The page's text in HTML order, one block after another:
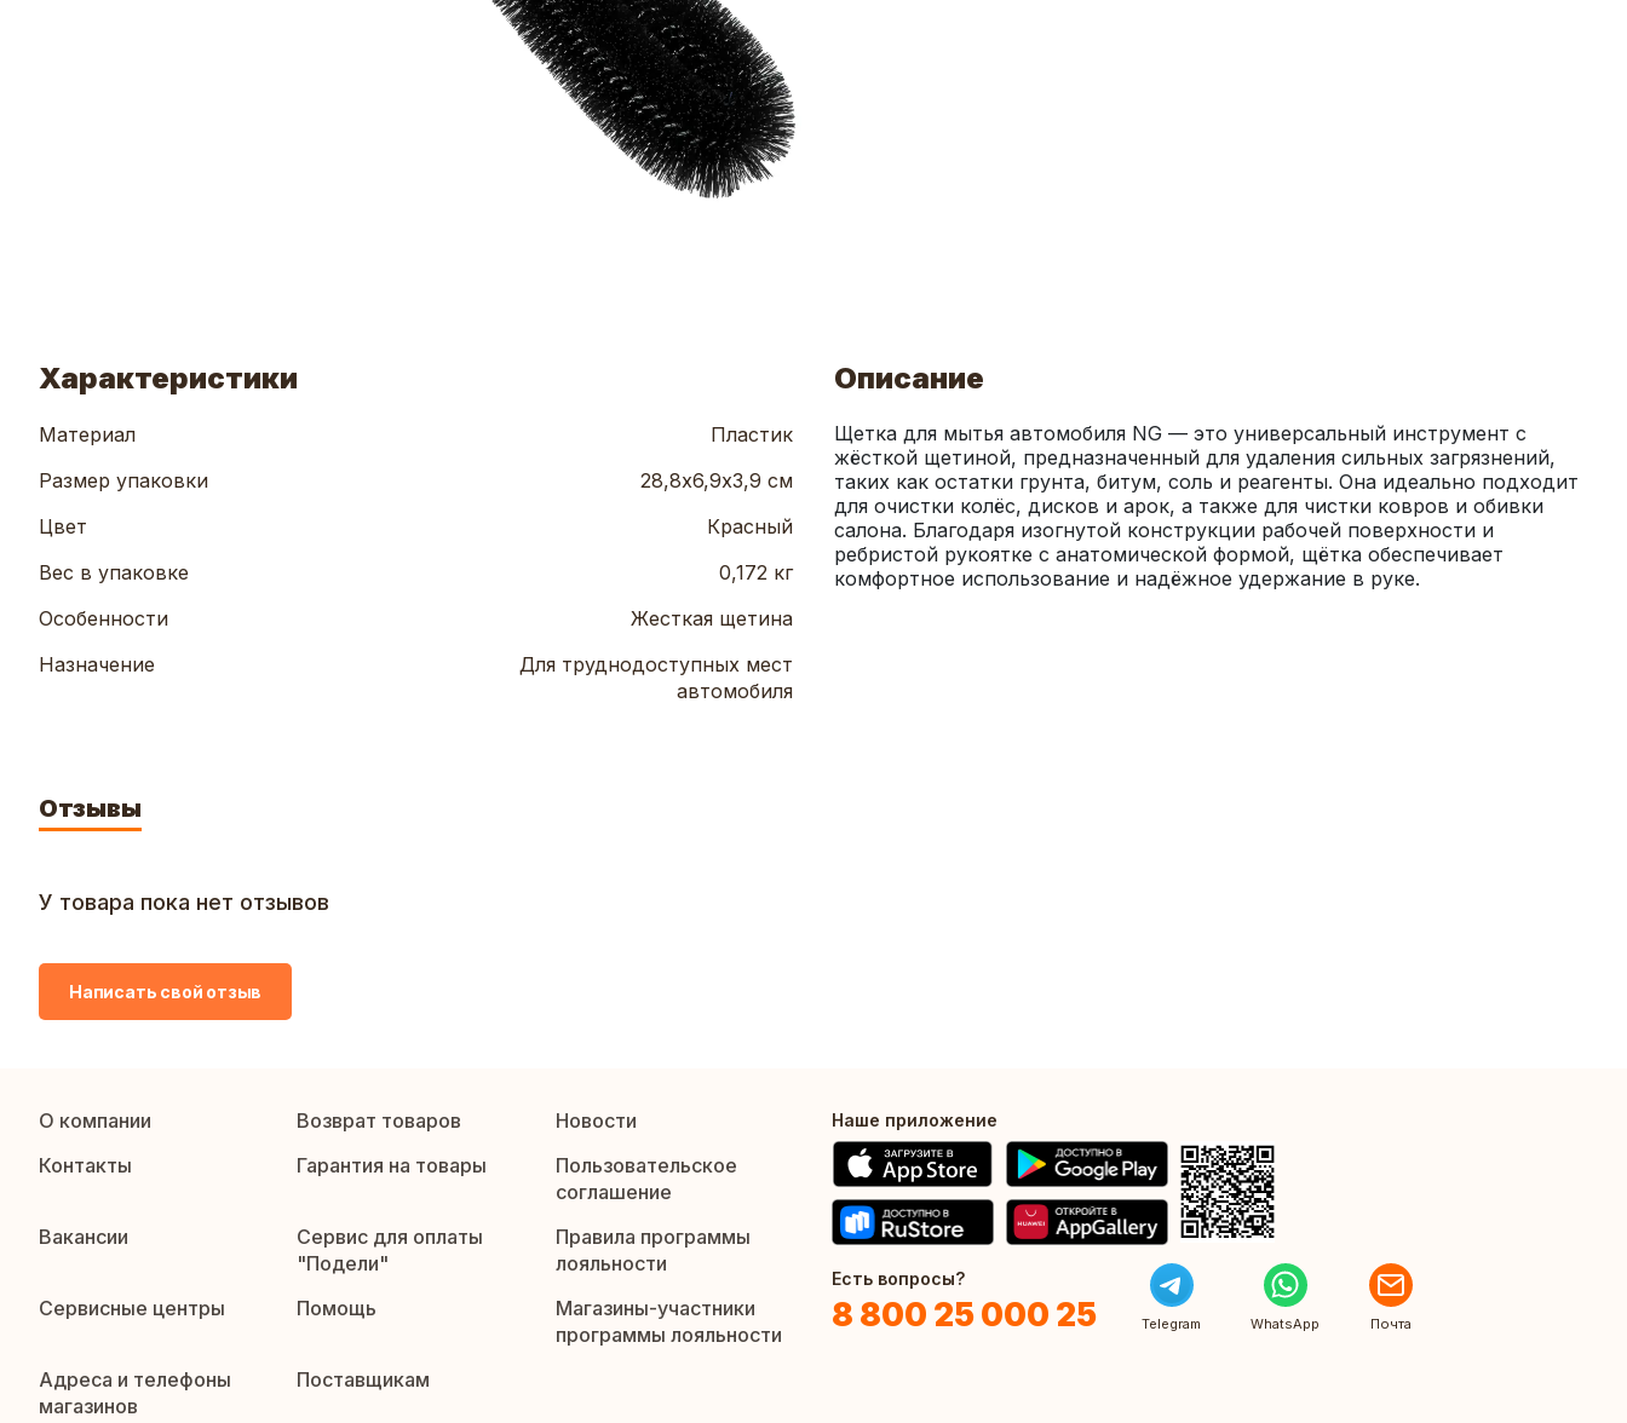
Характеристики
Материал
Пластик
Размер упаковки
28,8х6,9х3,9 см
Цвет
Красный
Вес в упаковке
0,172 кг
Особенности
Жесткая щетина
Назначение
Для труднодоступных мест
автомобиля
Описание
Щетка для мытья автомобиля NG — это универсальный инструмент с
жёсткой щетиной, предназначенный для удаления сильных загрязнений,
таких как остатки грунта, битум, соль и реагенты. Она идеально подходит
для очистки колёс, дисков и арок, а также для чистки ковров и обивки
салона. Благодаря изогнутой конструкции рабочей поверхности и
ребристой рукоятке с анатомической формой, щётка обеспечивает
комфортное использование и надёжное удержание в руке.
Отзывы
У товара пока нет отзывов
Написать свой отзыв
О компании Возврат товаров
Новости
Контакты
Гарантия на товары
Пользовательское
соглашение
Вакансии
Сервис для оплаты
"Подели"
Правила программы
лояльности
Сервисные центры
Помощь
Магазины-участники
программы лояльности
Адреса и телефоны
магазинов
Поставщикам
Наше приложение
Есть вопросы?
8 800 25 000 25 Telegram WhatsApp Почта